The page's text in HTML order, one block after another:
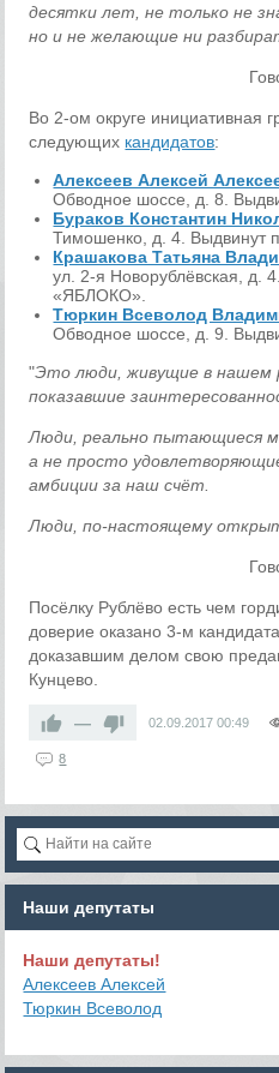
десятки лет, не только не
но и не желающие ни
Во 2-ом округе инициативная
следующих кандидатов:
Алексеев Алексей
Обводное шоссе, д. 8.
Бураков Константин
Тимошенко, д. 4. Выдвинут
Крашакова Татьяна
ул. 2-я Новорублёвская, д.
«ЯБЛОКО».
Тюркин Всеволод
Обводное шоссе, д. 9.
"Это люди, живущие в нашем
показавшие
Люди, реально пытающиеся
а не просто
амбиции за наш счёт.
Люди, по-настоящему
Посёлку Рублёво есть чем
доверие оказано 3-м
доказавшим делом свою
Кунцево.
— 02.09.2017 00:49
8
Наши депутаты
Наши депутаты!
Алексеев Алексей
Тюркин Всеволод